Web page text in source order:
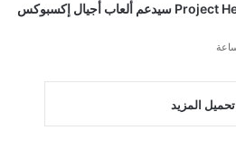
جهاز Project Helix سيدعم ألعاب أجيال إكسبوكس
تحميل المزيد